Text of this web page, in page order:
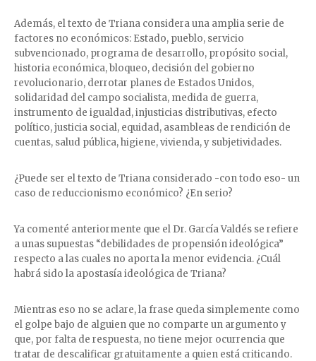
Además, el texto de Triana considera una amplia serie de
factores no económicos: Estado, pueblo, servicio
subvencionado, programa de desarrollo, propósito social,
historia económica, bloqueo, decisión del gobierno
revolucionario, derrotar planes de Estados Unidos,
solidaridad del campo socialista, medida de guerra,
instrumento de igualdad, injusticias distributivas, efecto
político, justicia social, equidad, asambleas de rendición de
cuentas, salud pública, higiene, vivienda, y subjetividades.
¿Puede ser el texto de Triana considerado -con todo eso- un
caso de reduccionismo económico? ¿En serio?
Ya comenté anteriormente que el Dr. García Valdés se refiere
a unas supuestas “debilidades de propensión ideológica”
respecto a las cuales no aporta la menor evidencia. ¿Cuál
habrá sido la apostasía ideológica de Triana?
Mientras eso no se aclare, la frase queda simplemente como
el golpe bajo de alguien que no comparte un argumento y
que, por falta de respuesta, no tiene mejor ocurrencia que
tratar de descalificar gratuitamente a quien está criticando.